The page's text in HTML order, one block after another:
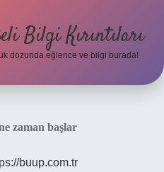
Bilgi Kırıntıları
dozunda eğlence ve bilgi burada!
zaman başlar
buup.com.tr